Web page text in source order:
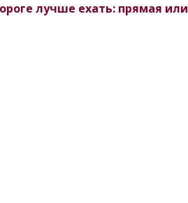
лучше ехать: прямая или